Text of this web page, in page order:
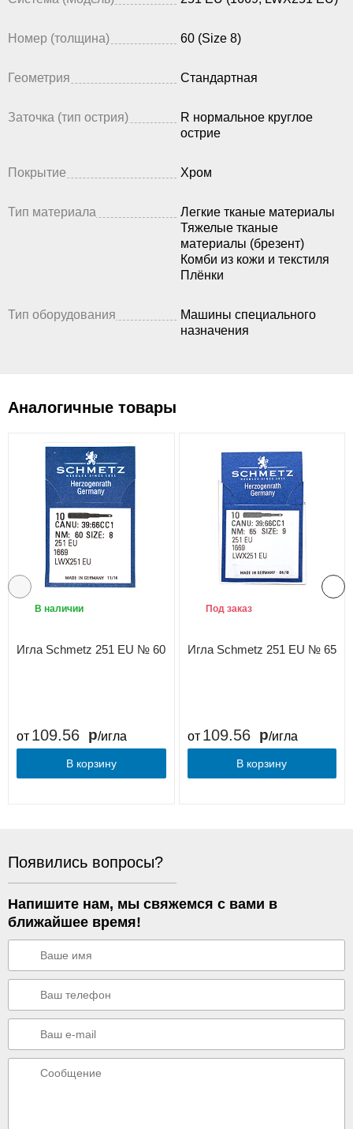
Номер (толщина) 60 (Size 8)
Геометрия Стандартная
Заточка (тип острия)
R нормальное круглое
острие
Покрытие Хром
Тип материала
Легкие тканые материалы
Тяжелые тканые
материалы (брезент)
Комби из кожи и текстиля
Плёнки
Тип оборудования
Машины специального
назначения
Аналогичные товары
Игла Schmetz 251 EU № 60
В наличии
от 109.56 /игла
В корзину
Игла Schmetz 251 EU № 65
Под заказ
от 109.56 /игла
В корзину
Появились вопросы?
Напишите нам, мы свяжемся с вами в
ближайшее время!